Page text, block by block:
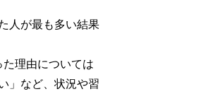
人が最も多い結果
理由については
」など、状況や習